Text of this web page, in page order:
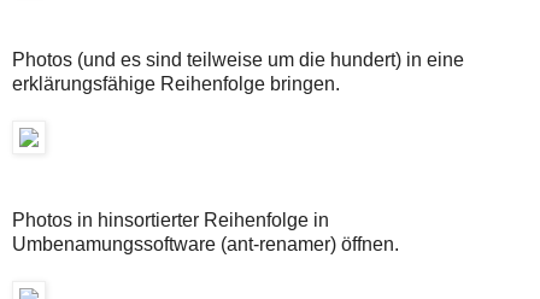
Photos (und es sind teilweise um die hundert) in eine
erklärungsfähige Reihenfolge bringen.
Photos in hinsortierter Reihenfolge in
Umbenamungssoftware (ant-renamer) öffnen.